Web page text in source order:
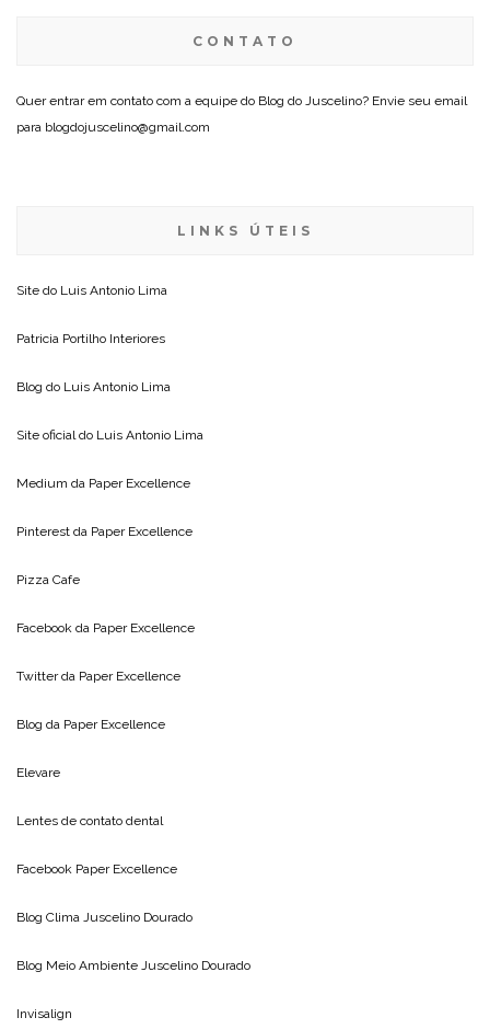
CONTATO
Quer entrar em contato com a equipe do Blog do Juscelino? Envie seu email
para blogdojuscelino@gmail.com
LINKS ÚTEIS
Site do Luis Antonio Lima
Patricia Portilho Interiores
Blog do Luis Antonio Lima
Site oficial do Luis Antonio Lima
Medium da Paper Excellence
Pinterest da Paper Excellence
Pizza Cafe
Facebook da Paper Excellence
Twitter da Paper Excellence
Blog da Paper Excellence
Elevare
Lentes de contato dental
Facebook Paper Excellence
Blog Clima Juscelino Dourado
Blog Meio Ambiente Juscelino Dourado
Invisalign